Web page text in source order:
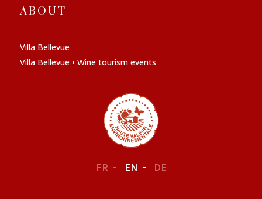
ABOUT
Villa Bellevue
Villa Bellevue • Wine tourism events
FR EN DE